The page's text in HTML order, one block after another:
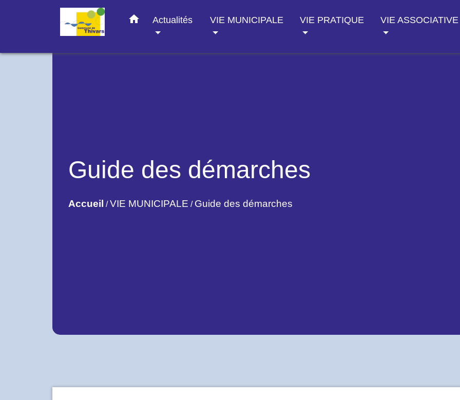
home Actualités VIE MUNICIPALE VIE PRATIQUE VIE ASSOCIATIVE
Guide des démarches
Accueil /VIE MUNICIPALE / Guide des démarches